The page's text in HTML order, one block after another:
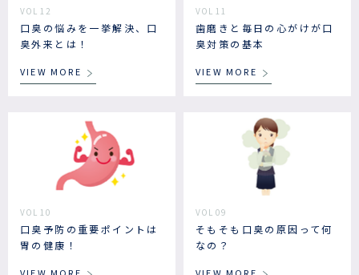
VOL 12
口臭の悩みを一挙解決、口
臭外来とは！
VIEW MORE
VOL 11
歯磨きと毎日の心がけが口
臭対策の基本
VIEW MORE
VOL 10
口臭予防の重要ポイントは
胃の健康！
VOL 09
そもそも口臭の原因って何
なの？